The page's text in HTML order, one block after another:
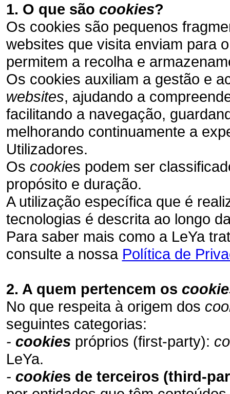
1. O que são cookies?
Os cookies são pequenos
websites que visita enviam para
permitem a recolha e
Os cookies auxiliam a gestão e
websites, ajudando a
facilitando a navegação,
melhorando continuamente a
Utilizadores.
Os cookies podem ser
propósito e duração.
A utilização específica que é
tecnologias é descrita ao longo
Para saber mais como a LeYa
consulte a nossa Política de
2. A quem pertencem os
No que respeita à origem dos
seguintes categorias:
- cookies próprios (first-party):
LeYa.
- cookies de terceiros (third-